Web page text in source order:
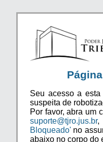
Seu acesso a
suspeita de
Por favor, abra um
suporte@tjro.jus.br,
Bloqueado' no
abaixo no corpo do